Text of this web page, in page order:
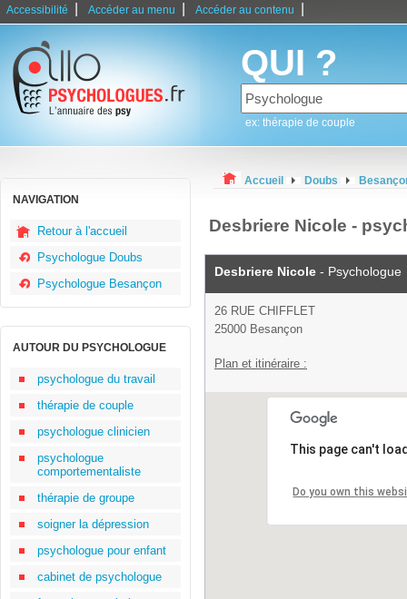
Accessibilité Accéder au menu Accéder au contenu
QUI ?
ex: thérapie de couple
NAVIGATION
Retour à l'accueil
Psychologue Doubs
Psychologue Besançon
AUTOUR DU PSYCHOLOGUE
psychologue du travail
thérapie de couple
psychologue clinicien
psychologue
comportementaliste
thérapie de groupe
soigner la dépression
psychologue pour enfant
cabinet de psychologue
Accueil Doubs
Desbriere Nicole -
Desbriere Nicole - Psychologue
26 RUE CHIFFLET
25000 Besançon
Plan et itinéraire :
This page can't
Do you own this